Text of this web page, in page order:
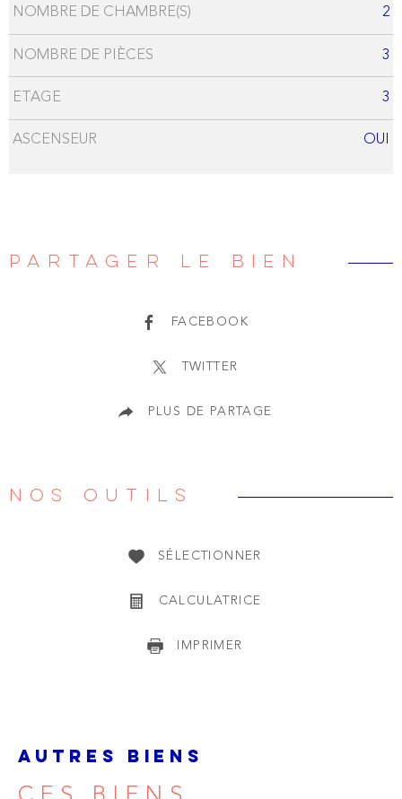
NOMBRE DE CHAMBRE(S) 2
NOMBRE DE PIÈCES 3
ETAGE 3
ASCENSEUR OUI
PARTAGER LE BIEN
FACEBOOK
TWITTER
PLUS DE PARTAGE
NOS OUTILS
SÉLECTIONNER
CALCULATRICE
IMPRIMER
AUTRES BIENS